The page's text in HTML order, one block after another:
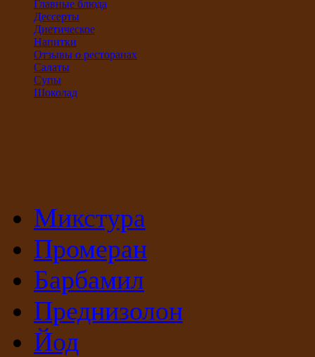
Главные блюда
Дессерты
Диетическое
Напитки
Отзывы о ресторанах
Салаты
Супы
Шоколад
Микстура
Промеран
Барбамил
Преднизолон
Йод